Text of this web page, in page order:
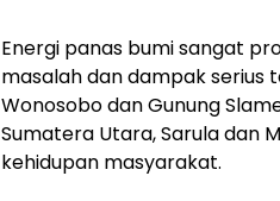
Energi panas bumi sangat
masalah dan dampak serius
Wonosobo dan Gunung
Sumatera Utara, Sarula dan
kehidupan masyarakat.